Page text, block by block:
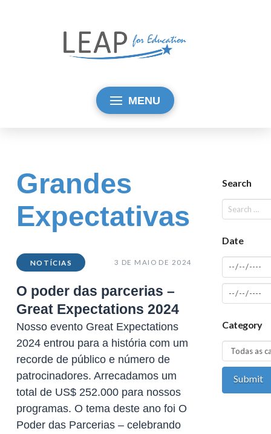
MENU
Grandes
Expectativas
NOTÍCIAS 3 DE MAIO DE 2024
O poder das parcerias –
Great Expectations 2024
Nosso evento Great Expectations
2024 entrou para a história com um
recorde de público e número de
patrocinadores. Arrecadamos um
total de US$ 252.000 para nossos
programas. O tema deste ano foi O
Poder das Parcerias – celebrando
Search
Date
Category